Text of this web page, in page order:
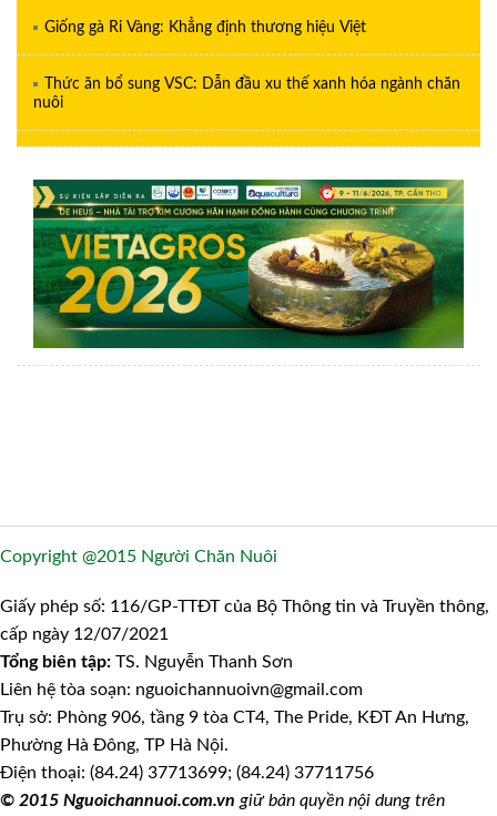
Giống gà Ri Vàng: Khẳng định thương hiệu Việt
Thức ăn bổ sung VSC: Dẫn đầu xu thế xanh hóa ngành chăn
nuôi
Copyright @2015 Người Chăn Nuôi
Giấy phép số: 116/GP-TTĐT của Bộ Thông tin và Truyền thông,
cấp ngày 12/07/2021
Tổng biên tập: TS. Nguyễn Thanh Sơn
Liên hệ tòa soạn: nguoichannuoivn@gmail.com
Trụ sở: Phòng 906, tầng 9 tòa CT4, The Pride, KĐT An Hưng,
Phường Hà Đông, TP Hà Nội.
Điện thoại: (84.24) 37713699; (84.24) 37711756
© 2015 Nguoichannuoi.com.vn giữ bản quyền nội dung trên